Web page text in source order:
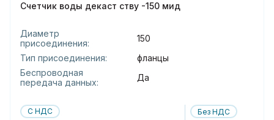
Счетчик воды декаст ству -150 мид
Диаметр
присоединения:
150
Тип присоединения:
фланцы
Беспроводная
передача данных:
Да
С НДС Без НДС